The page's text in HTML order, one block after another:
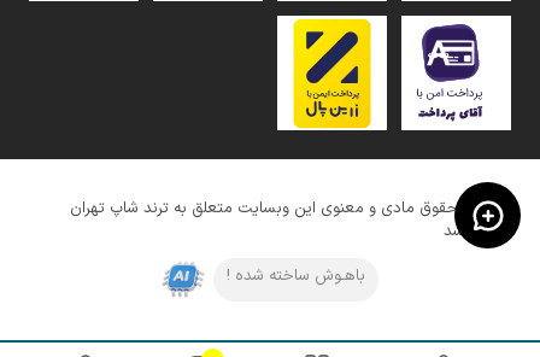
کلیه حقوق مادی و معنوی این وبسایت متعلق به ترند شاپ تهران
میباشد
باهـوش ساخته شده !